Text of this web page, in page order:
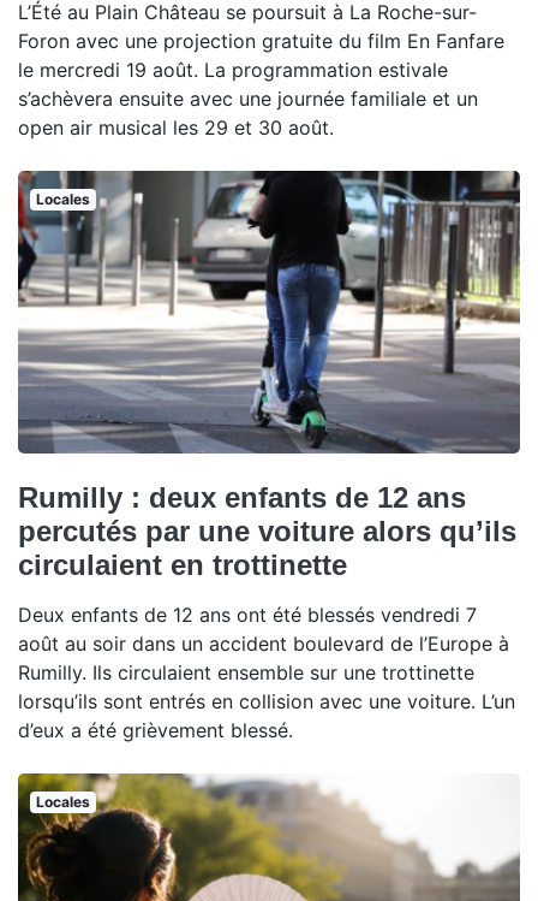
L’Été au Plain Château se poursuit à La Roche-sur-
Foron avec une projection gratuite du film En Fanfare
le mercredi 19 août. La programmation estivale
s’achèvera ensuite avec une journée familiale et un
open air musical les 29 et 30 août.
Locales
Rumilly : deux enfants de 12 ans
percutés par une voiture alors qu’ils
circulaient en trottinette
Deux enfants de 12 ans ont été blessés vendredi 7
août au soir dans un accident boulevard de l’Europe à
Rumilly. Ils circulaient ensemble sur une trottinette
lorsqu’ils sont entrés en collision avec une voiture. L’un
d’eux a été grièvement blessé.
Locales